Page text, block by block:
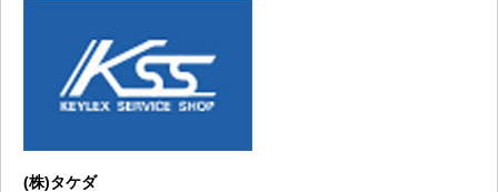
(株)タケダ